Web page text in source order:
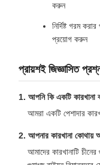
করুন
নির্দিষ্ট গরম
প্রয়োগ করুন
প্রায়শই জিজ্ঞাসিত
1. আপনি কি একটি কারখানা
আমরা একটি পেশাদার
2. আপনার কারখানা কোথায়
আমাদের কারখানাটি